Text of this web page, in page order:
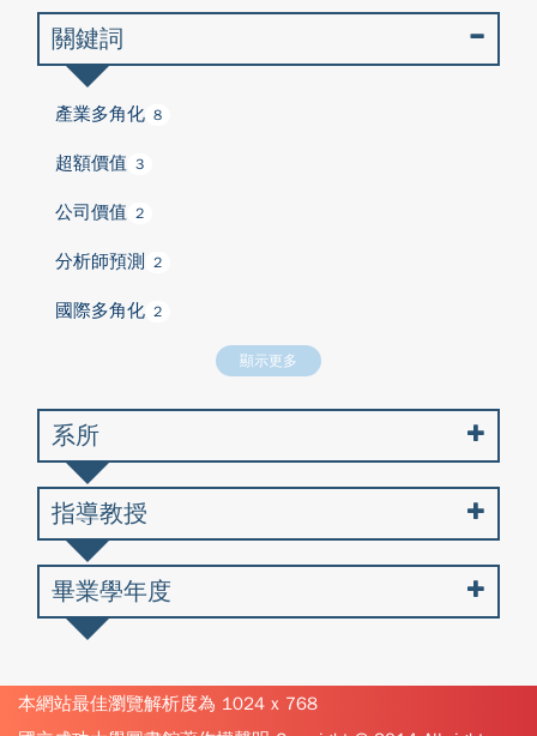
關鍵詞
產業多角化 8
超額價值 3
公司價值 2
分析師預測 2
國際多角化 2
顯示更多
系所
指導教授
畢業學年度
本網站最佳瀏覽解析度為 1024 x 768